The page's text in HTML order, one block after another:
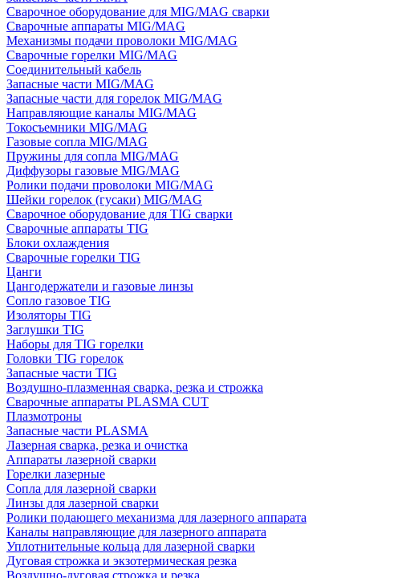
Сварочное оборудование для MIG/MAG сварки
Сварочные аппараты MIG/MAG
Механизмы подачи проволоки MIG/MAG
Сварочные горелки MIG/MAG
Соединительный кабель
Запасные части MIG/MAG
Запасные части для горелок MIG/MAG
Направляющие каналы MIG/MAG
Токосъемники MIG/MAG
Газовые сопла MIG/MAG
Пружины для сопла MIG/MAG
Диффузоры газовые MIG/MAG
Ролики подачи проволоки MIG/MAG
Шейки горелок (гусаки) MIG/MAG
Сварочное оборудование для TIG сварки
Сварочные аппараты TIG
Блоки охлаждения
Сварочные горелки TIG
Цанги
Цангодержатели и газовые линзы
Сопло газовое TIG
Изоляторы TIG
Заглушки TIG
Наборы для TIG горелки
Головки TIG горелок
Запасные части TIG
Воздушно-плазменная сварка, резка и строжка
Сварочные аппараты PLASMA CUT
Плазмотроны
Запасные части PLASMA
Лазерная сварка, резка и очистка
Аппараты лазерной сварки
Горелки лазерные
Сопла для лазерной сварки
Линзы для лазерной сварки
Ролики подающего механизма для лазерного аппарата
Каналы направляющие для лазерного аппарата
Уплотнительные кольца для лазерной сварки
Дуговая строжка и экзотермическая резка
Воздушно-дуговая строжка и резка